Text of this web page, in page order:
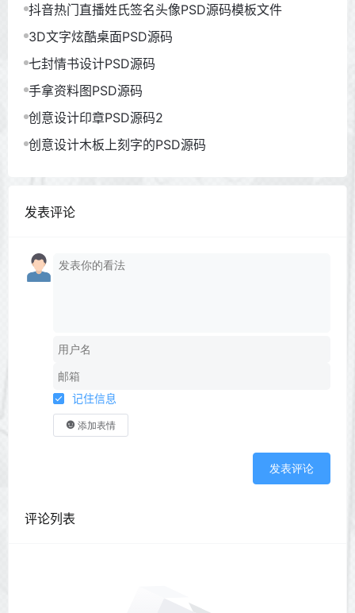
抖音热门直播姓氏签名头像PSD源码模板文件
3D文字炫酷桌面PSD源码
七封情书设计PSD源码
手拿资料图PSD源码
创意设计印章PSD源码2
创意设计木板上刻字的PSD源码
发表评论
记住信息
添加表情
发表评论
评论列表